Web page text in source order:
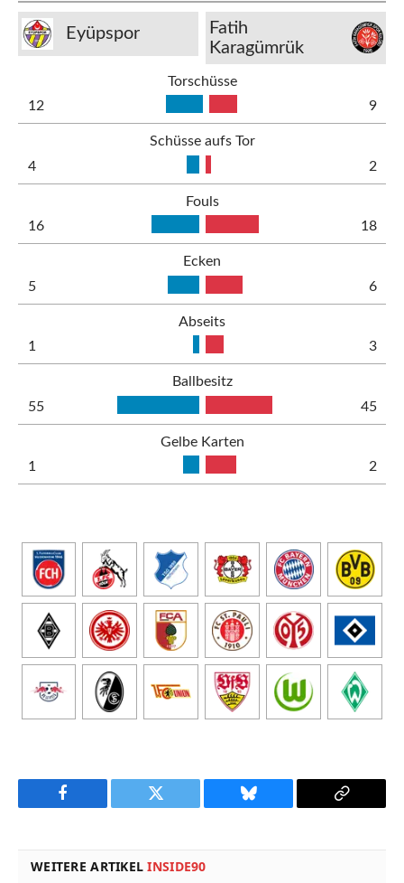
Eyüpspor
Fatih
Karagümrük
Torschüsse
12
9
Schüsse aufs Tor
4
2
Fouls
16
18
Ecken
5
6
Abseits
1
3
Ballbesitz
55
45
Gelbe Karten
1
2
Facebook Twitter Bluesky
Copy
WEITERE ARTIKELINSIDE90